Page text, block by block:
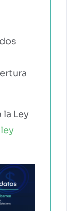
la Ley
ley